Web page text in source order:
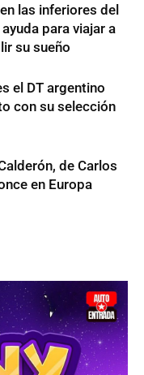
las inferiores del
para viajar a
su sueño
el DT argentino
con su selección
de Carlos
en Europa